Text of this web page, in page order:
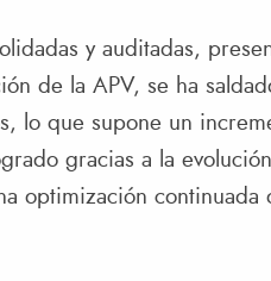
y auditadas,
de la APV, se ha
lo que supone un
gracias a la
optimización continuada